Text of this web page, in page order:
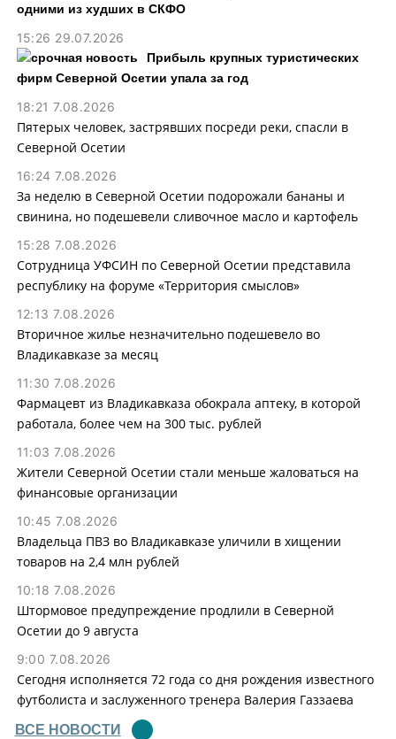
одними из худших в СКФО
15:26 29.07.2026
Прибыль крупных туристических
фирм Северной Осетии упала за год
18:21 7.08.2026
Пятерых человек, застрявших посреди реки, спасли в
Северной Осетии
16:24 7.08.2026
За неделю в Северной Осетии подорожали бананы и
свинина, но подешевели сливочное масло и картофель
15:28 7.08.2026
Сотрудница УФСИН по Северной Осетии представила
республику на форуме «Территория смыслов»
12:13 7.08.2026
Вторичное жилье незначительно подешевело во
Владикавказе за месяц
11:30 7.08.2026
Фармацевт из Владикавказа обокрала аптеку, в которой
работала, более чем на 300 тыс. рублей
11:03 7.08.2026
Жители Северной Осетии стали меньше жаловаться на
финансовые организации
10:45 7.08.2026
Владельца ПВЗ во Владикавказе уличили в хищении
товаров на 2,4 млн рублей
10:18 7.08.2026
Штормовое предупреждение продлили в Северной
Осетии до 9 августа
9:00 7.08.2026
Сегодня исполняется 72 года со дня рождения известного
футболиста и заслуженного тренера Валерия Газзаева
ВСЕ НОВОСТИ